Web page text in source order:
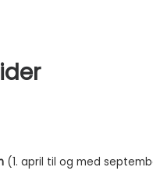
(1. april til og med